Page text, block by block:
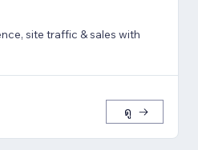
site traffic & sales with
ดู